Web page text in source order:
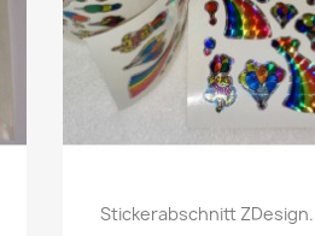
Stickerabschnitt